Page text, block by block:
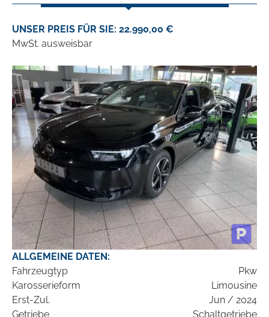
UNSER PREIS FÜR SIE: 22.990,00 €
MwSt. ausweisbar
ALLGEMEINE DATEN:
Fahrzeugtyp
Pkw
Karosserieform
Limousine
Erst-Zul.
Jun / 2024
Getriebe
Schaltgetriebe